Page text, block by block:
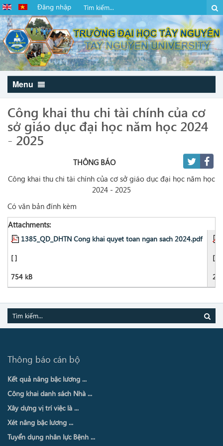
Đăng nhập
Menu
Công khai thu chi tài chính của cơ
sở giáo dục đại học năm học 2024
- 2025
THÔNG BÁO
Công khai thu chi tài chính của cơ sở giáo dục đại học năm học
2024 - 2025
Có văn bản đính kèm
Attachments:
1385_QD_DHTN Cong khai quyet toan ngan sach 2024.pdf
[ ]
754 kB
[ ]
Thông báo cán bộ
Kết quả nâng bậc lương ...
Công khai danh sách Nhà ...
Xây dựng vị trí việc là ...
Xét nâng bậc lương ...
Tuyển dụng nhân lực Bệnh ...